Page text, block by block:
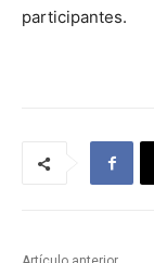
participantes.